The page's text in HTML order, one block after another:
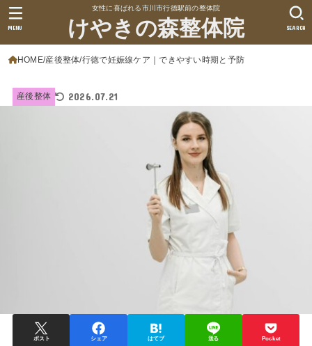
女性に喜ばれる市川市行徳駅前の整体院
けやきの森整体院 SEARCH
MENU
HOME 産後整体 行徳で妊娠線ケア｜できやすい時期と予防
産後整体 2026.07.21
ポスト シェア はてブ 送る Pocket